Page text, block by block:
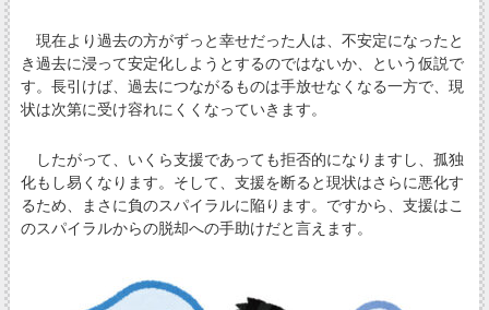
現在より過去の方がずっと幸せだった人は、不安定になったと
き過去に浸って安定化しようとするのではないか、という仮説で
す。長引けば、過去につながるものは手放せなくなる一方で、現
状は次第に受け容れにくくなっていきます。
したがって、いくら支援であっても拒否的になりますし、孤独
化もし易くなります。そして、支援を断ると現状はさらに悪化す
るため、まさに負のスパイラルに陥ります。ですから、支援はこ
のスパイラルからの脱却への手助けだと言えます。